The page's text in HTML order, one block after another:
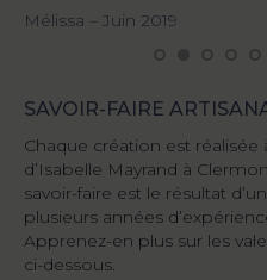
Mélissa – Juin 2019
SAVOIR-FAIRE
Chaque création est réalisée
d’Isabelle Mayrand à
savoir-faire est le résultat
plusieurs années
Apprenez-en plus sur les
ci-dessous.